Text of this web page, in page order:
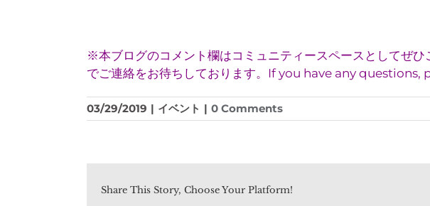
※本ブログのコメント欄はコミュニティースペースとしてぜ
でご連絡をお待ちしております。If you have any
03/29/2019 | イベント | 0 Comments
Share This Story, Choose Your Platform!